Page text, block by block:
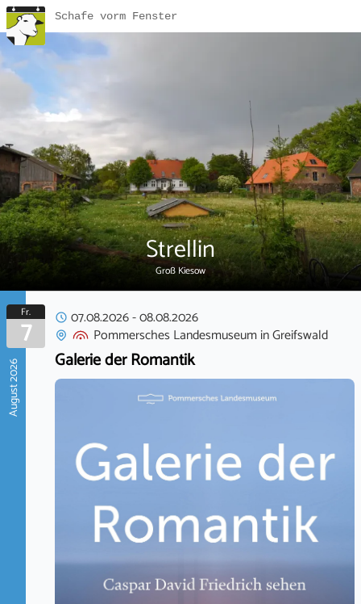
Schafe vorm Fenster
Strellin
Groß Kiesow
August 2026
Fr.
7 07.08.2026-08.08.2026
Pommersches LandesmuseuminGreifswald
Galerie der Romantik